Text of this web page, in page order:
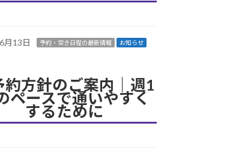
月13日 予約・空き日程の最新情報 お知らせ
約方針のご案内｜週1
ペースで通いやすく
するために